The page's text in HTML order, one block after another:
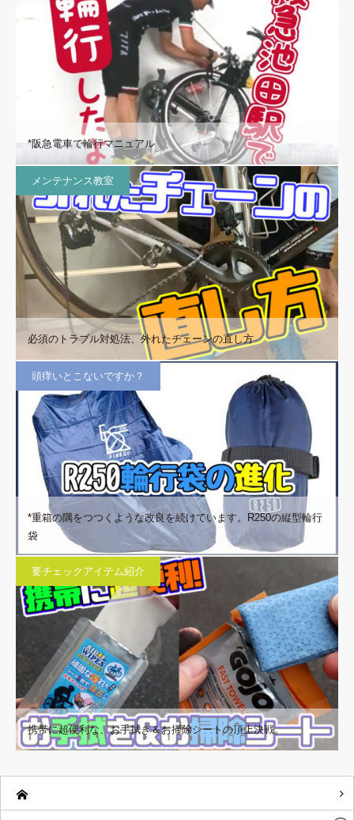
*阪急電車で輪行マニュアル
メンテナンス教室
必須のトラブル対処法、外れたチェーンの直し方
頭痒いとこないですか？
*重箱の隅をつつくような改良を続けています。R250の縦型輪行
袋
要チェックアイテム紹介
携帯に超便利な、お手拭き＆お掃除シートの頂上決戦。